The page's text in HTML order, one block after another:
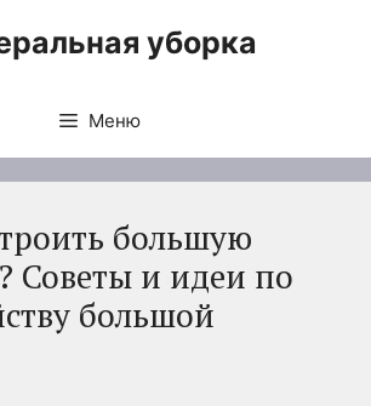
уборка
Меню
большую
Советы и идеи по
большой